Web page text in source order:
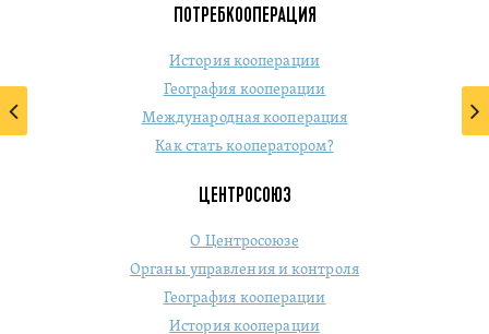
ПОТРЕБКООПЕРАЦИЯ
История кооперации
География кооперации
Международная кооперация
Как стать кооператором?
ЦЕНТРОСОЮЗ
О Центросоюзе
Органы управления и контроля
География кооперации
История кооперации